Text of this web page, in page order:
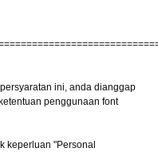
ini, anda dianggap
penggunaan font
keperluan "Personal